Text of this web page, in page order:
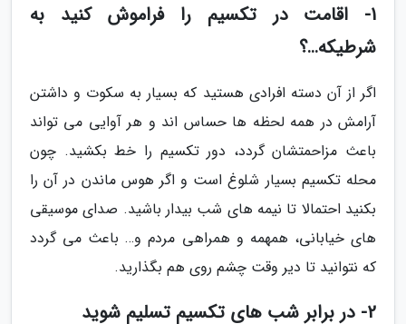
1- اقامت در تکسیم را فراموش کنید به
شرطیکه…؟
اگر از آن دسته افرادی هستید که بسیار به سکوت و داشتن
آرامش در همه لحظه ها حساس اند و هر آوایی می تواند
باعث مزاحمتشان گردد، دور تکسیم را خط بکشید. چون
محله تکسیم بسیار شلوغ است و اگر هوس ماندن در آن را
بکنید احتمالا تا نیمه های شب بیدار باشید. صدای موسیقی
های خیابانی، همهمه و همراهی مردم و… باعث می گردد
که نتوانید تا دیر وقت چشم روی هم بگذارید.
2- در برابر شب های تکسیم تسلیم شوید